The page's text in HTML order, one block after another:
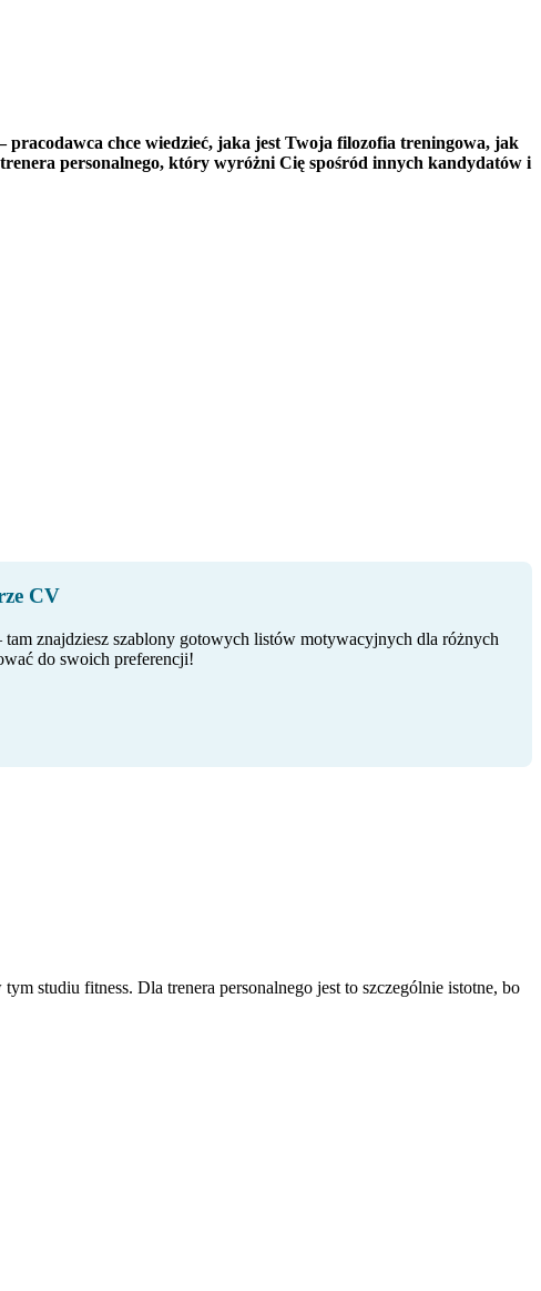
pracodawca chce wiedzieć, jaka jest Twoja filozofia treningowa, jak
personalnego, który wyróżni Cię spośród innych kandydatów i
CV
znajdziesz szablony gotowych listów motywacyjnych dla różnych
do swoich preferencji!
studiu fitness. Dla trenera personalnego jest to szczególnie istotne, bo